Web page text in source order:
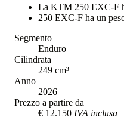
La KTM 250 EXC-F
250 EXC-F ha un
Segmento
Enduro
Cilindrata
249 cm³
Anno
2026
Prezzo a partire da
€ 12.150 IVA inclusa